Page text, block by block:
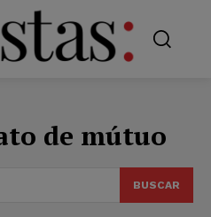
de mútuo
BUSCAR